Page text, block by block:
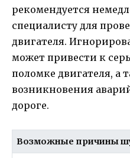
рекомендуется
специалисту для
двигателя.
может привести к
поломке двигателя, а
возникновения
дороге.
Возможные причины